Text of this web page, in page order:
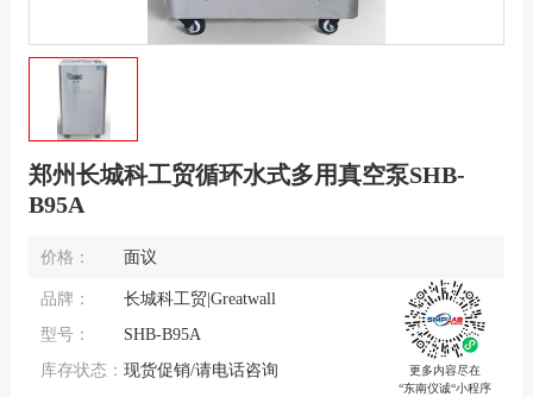
郑州长城科工贸循环水式多用真空泵SHB-
B95A
价格： 面议
更多内容尽在
“东南仪诚“小程序
品牌：
长城科工贸|Greatwall
型号：
SHB-B95A
库存状态： 现货促销/请电话咨询